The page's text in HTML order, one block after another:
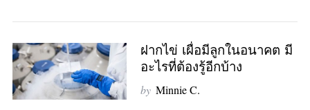
ฝากไข่ เผื่อมีลูกในอนาคต มี
อะไรที่ต้องรู้อีกบ้าง
by Minnie C.